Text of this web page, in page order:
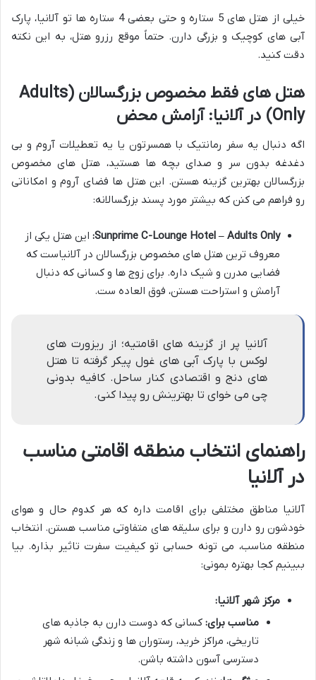
خیلی از هتل های 5 ستاره و حتی بعضی 4 ستاره ها تو آلانیا، پارک
آبی های کوچیک و بزرگی دارن. حتماً موقع رزرو هتل، به این نکته
دقت کنید.
هتل های فقط مخصوص بزرگسالان (Adults
Only) در آلانیا: آرامش محض
اگه دنبال یه سفر رمانتیک با همسرتون یا یه تعطیلات آروم و بی
دغدغه بدون سر و صدای بچه ها هستید، هتل های مخصوص
بزرگسالان بهترین گزینه هستن. این هتل ها فضای آروم و امکاناتی
رو فراهم می کنن که بیشتر مورد پسند بزرگسالانه:
Sunprime C-Lounge Hotel – Adults Only: این هتل یکی از
معروف ترین هتل های مخصوص بزرگسالان در آلانیاست که
فضایی مدرن و شیک داره. برای زوج ها و کسانی که دنبال
آرامش و استراحت هستن، فوق العاده ست.
آلانیا پر از گزینه های اقامتیه؛ از ریزورت های
لوکس با پارک آبی های غول پیکر گرفته تا هتل
های دنج و اقتصادی کنار ساحل. کافیه بدونی
چی می خوای تا بهترینش رو پیدا کنی.
راهنمای انتخاب منطقه اقامتی مناسب
در آلانیا
آلانیا مناطق مختلفی برای اقامت داره که هر کدوم حال و هوای
خودشون رو دارن و برای سلیقه های متفاوتی مناسب هستن. انتخاب
منطقه مناسب، می تونه حسابی تو کیفیت سفرت تاثیر بذاره. بیا
ببینیم کجا بهتره بمونی:
مرکز شهر آلانیا:
مناسب برای: کسانی که دوست دارن به جاذبه های
تاریخی، مراکز خرید، رستوران ها و زندگی شبانه شهر
دسترسی آسون داشته باشن.